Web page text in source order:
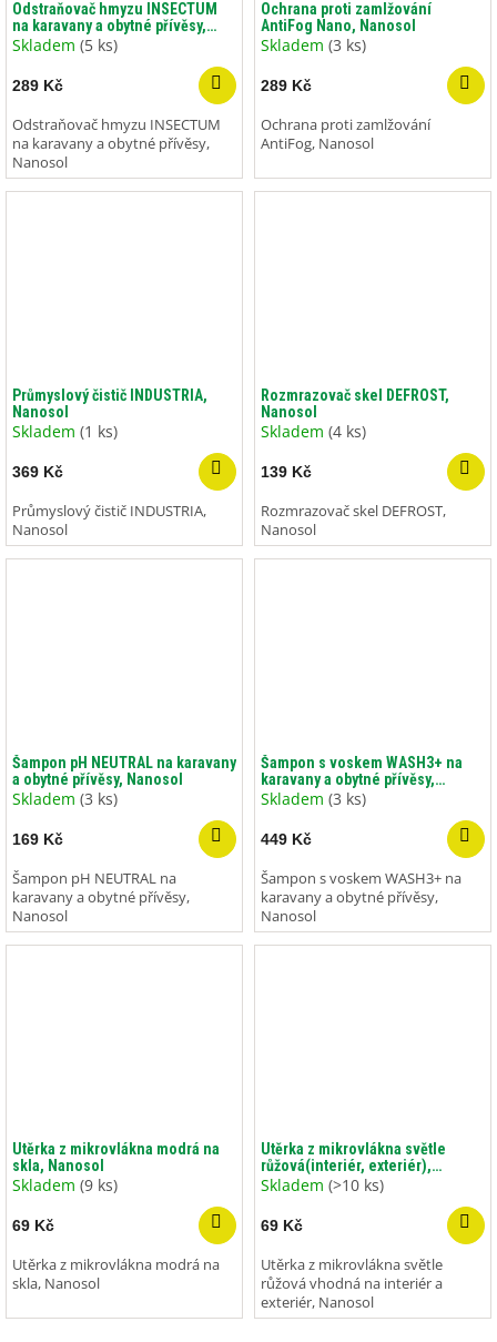
Odstraňovač hmyzu INSECTUM
na karavany a obytné přívěsy,
Nanosol
Skladem (5 ks)
289 Kč
Odstraňovač hmyzu INSECTUM
na karavany a obytné přívěsy,
Nanosol
Ochrana proti zamlžování
AntiFog Nano, Nanosol
Skladem (3 ks)
289 Kč
Ochrana proti zamlžování
AntiFog, Nanosol
Průmyslový čistič INDUSTRIA,
Nanosol
Skladem (1 ks)
369 Kč
Průmyslový čistič INDUSTRIA,
Nanosol
Rozmrazovač skel DEFROST,
Nanosol
Skladem (4 ks)
139 Kč
Rozmrazovač skel DEFROST,
Nanosol
Šampon pH NEUTRAL na karavany
a obytné přívěsy, Nanosol
Skladem (3 ks)
169 Kč
Šampon pH NEUTRAL na
karavany a obytné přívěsy,
Nanosol
Šampon s voskem WASH3+ na
karavany a obytné přívěsy,
Nanosol
Skladem (3 ks)
449 Kč
Šampon s voskem WASH3+ na
karavany a obytné přívěsy,
Nanosol
Utěrka z mikrovlákna modrá na
skla, Nanosol
Skladem (9 ks)
69 Kč
Utěrka z mikrovlákna modrá na
skla, Nanosol
Utěrka z mikrovlákna světle
růžová(interiér, exteriér),
Nanosol
Skladem (>10 ks)
69 Kč
Utěrka z mikrovlákna světle
růžová vhodná na interiér a
exteriér, Nanosol